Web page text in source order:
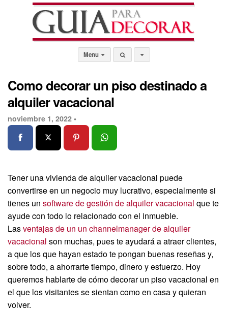
Menu
Como decorar un piso destinado a
alquiler vacacional
noviembre 1, 2022 •
Tener una vivienda de alquiler vacacional puede
convertirse en un negocio muy lucrativo, especialmente si
tienes un software de gestión de alquiler vacacional que te
ayude con todo lo relacionado con el inmueble.
Lasventajas de un un channelmanager de alquiler
vacacional son muchas, pues te ayudará a atraer clientes,
a que los que hayan estado te pongan buenas reseñas y,
sobre todo, a ahorrarte tiempo, dinero y esfuerzo. Hoy
queremos hablarte de cómo decorar un piso vacacional en
el que los visitantes se sientan como en casa y quieran
volver.